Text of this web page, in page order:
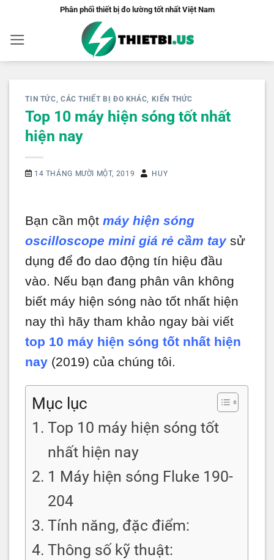
nội
dung
Phân phối thiết bị đo lường tốt nhất Việt Nam
TIN TỨC, CÁC THIẾT BỊ ĐO KHÁC, KIẾN THỨC
Top 10 máy hiện sóng tốt nhất
hiện nay
14 THÁNG MƯỜI MỘT, 2019 HUY
Bạn cần mộtmáy hiện sóng
oscilloscope mini giá rẻ cầm taysử
dụng để đo dao động tín hiệu đầu
vào. Nếu bạn đang phân vân không
biết máy hiện sóng nào tốt nhất hiện
nay thì hãy tham khảo ngay bài viết
top 10 máy hiện sóng tốt nhất hiện
nay (2019) của chúng tôi.
Mục lục
Top 10 máy hiện sóng tốt
nhất hiện nay
1 Máy hiện sóng Fluke 190-
204
Tính năng, đặc điểm:
Thông số kỹ thuật: